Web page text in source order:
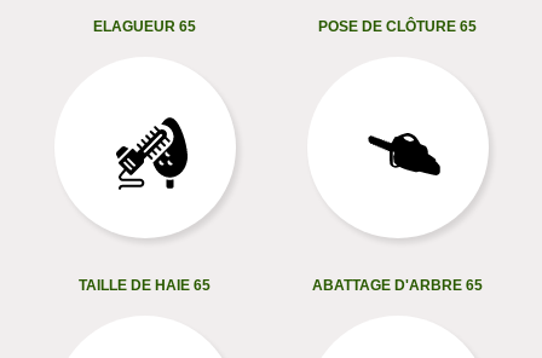
ELAGUEUR 65 POSE DE CLÔTURE 65
TAILLE DE HAIE 65 ABATTAGE D'ARBRE 65